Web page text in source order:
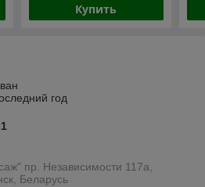
Купить
год
пр. Независимости 117а,
Беларусь